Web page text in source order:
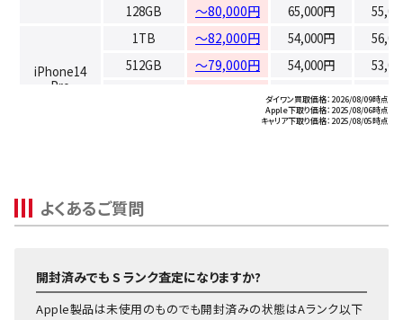
128GB
～80,000円 65,000円
iPhone14
Pro
1TB ～82,000円 54,000円
512GB
～79,000円 54,000円
54,000円
54,000円
128GB
512GB ～65,000円 45,000円
iPhoneSE 第
3世代
256GB ～34,000円
128GB
～26,000円 18,000円
ダイワン買取価格：2026/08/09時点
Apple下取り価格：2025/08/06時点
キャリア下取り価格：2025/08/05時点
よくあるご質問
開封済みでも S ランク査定になりますか?
Apple製品は未使用のものでも開封済みの状態はAランク以下